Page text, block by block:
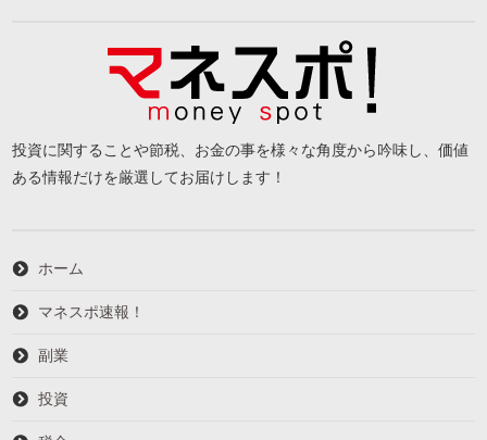
投資に関することや節税、お金の事を様々な角度から吟味し、価値
ある情報だけを厳選してお届けします！
ホーム
マネスポ速報！
副業
投資